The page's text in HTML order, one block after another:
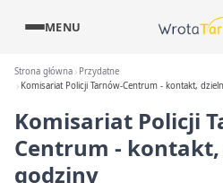
MENU
Strona główna
Przydatne
Komisariat Policji Tarnów-Centrum - kontakt,
Komisariat Policji
Centrum -
godziny